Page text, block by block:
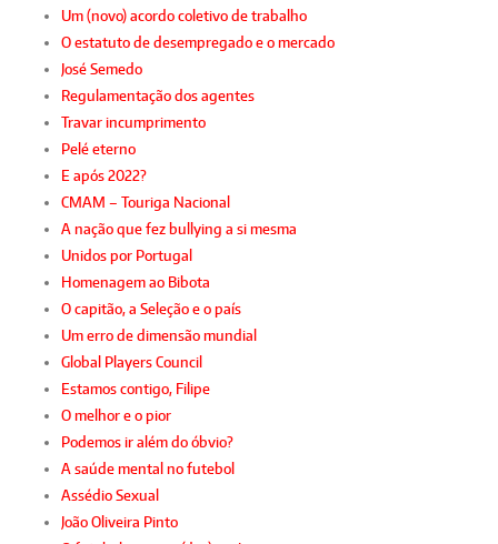
Um (novo) acordo coletivo de trabalho
O estatuto de desempregado e o mercado
José Semedo
Regulamentação dos agentes
Travar incumprimento
Pelé eterno
E após 2022?
CMAM – Touriga Nacional
A nação que fez bullying a si mesma
Unidos por Portugal
Homenagem ao Bibota
O capitão, a Seleção e o país
Um erro de dimensão mundial
Global Players Council
Estamos contigo, Filipe
O melhor e o pior
Podemos ir além do óbvio?
A saúde mental no futebol
Assédio Sexual
João Oliveira Pinto